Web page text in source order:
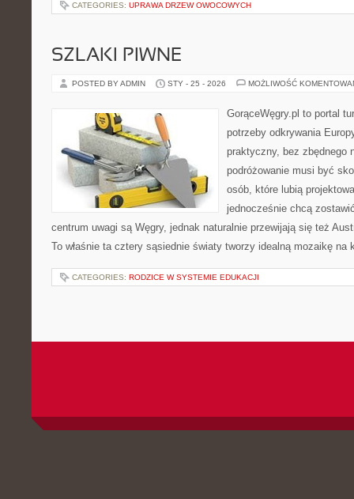
CATEGORIES: UPRAWA DRZEW OWOCOWYCH
SZLAKI PIWNE
POSTED BY ADMIN STY - 25 - 2026 MOŻLIWOŚĆ
GorąceWęgry.pl to portal
potrzeby odkrywania
praktyczny, bez zbędnego
podróżowanie musi być
osób, które lubią
jednocześnie chcą
centrum uwagi są Węgry, jednak naturalnie przewijają się też
To właśnie ta cztery sąsiednie światy tworzy idealną mozaikę
CATEGORIES: RODZICE W SYSTEMIE EDUKACJI